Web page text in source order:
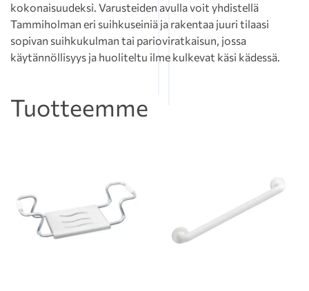
kokonaisuudeksi. Varusteiden avulla voit yhdistellä
Tammiholman eri suihkuseiniä ja rakentaa juuri tilaasi
sopivan suihkukulman tai parioviratkaisun, jossa
käytännöllisyys ja huoliteltu ilme kulkevat käsi kädessä.
Tuotteemme